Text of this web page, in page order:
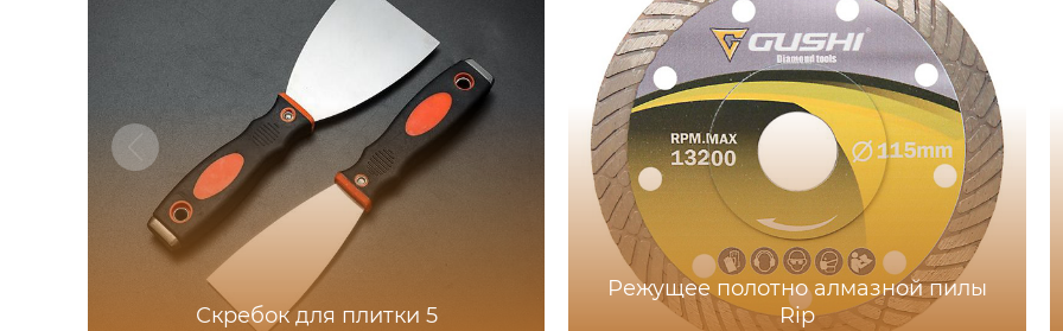
Скребок для плитки 5
Режущее полотно алмазной пилы
Rip